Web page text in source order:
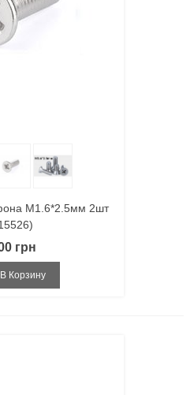
M1.6*2.5мм 2шт
грн
В Корзину